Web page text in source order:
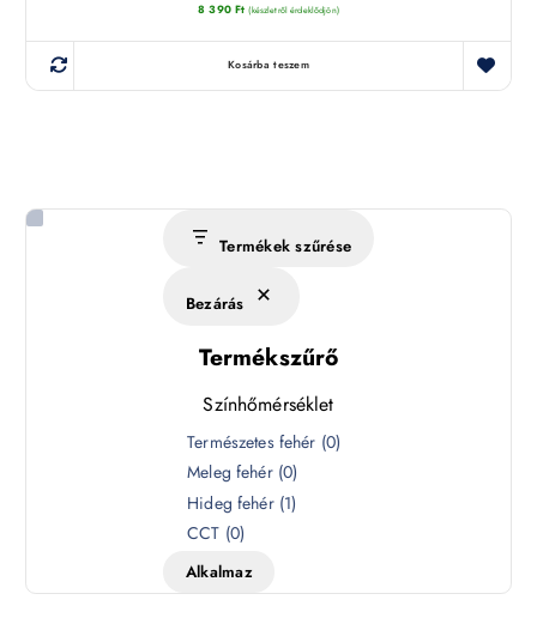
8 390 Ft (készletről érdeklődjön)
Kosárba teszem
Termékek szűrése
Bezárás
Termékszűrő
Színhőmérséklet
Természetes fehér (0)
Meleg fehér (0)
Hideg fehér (1)
CCT (0)
Alkalmaz